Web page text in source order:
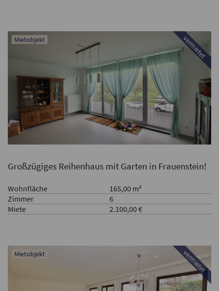
Großzügiges Reihenhaus mit Garten in Frauenstein!
Wohnfläche
165,00 m²
Zimmer
6
Miete
2.100,00 €
Mietobjekt vermietet
Mietobjekt vermietet